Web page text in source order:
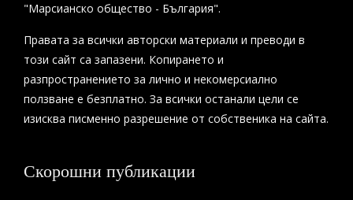
"Марсианско общество - България".
Правата за всички авторски материали и преводи в
този сайт са запазени. Копирането и
разпространението за лично и некомерсиално
ползване е безплатно. За всички останали цели се
изисква писменно разрешение от собственика на сайта.
Скорошни публикации